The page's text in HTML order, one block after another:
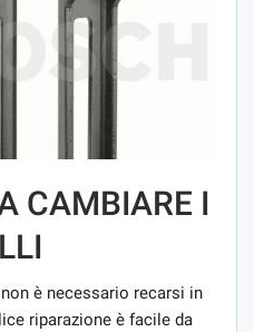
CAMBIARE I
è necessario recarsi in
riparazione è facile da